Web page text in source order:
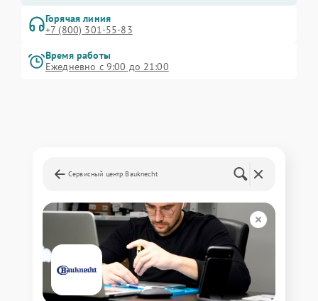
Горячая линия
+7 (800) 301-55-83
Время работы
Ежедневно с 9:00 до 21:00
Сервисный центр Bauknecht